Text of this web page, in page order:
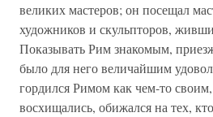
великих мастеров; он посещал
художников и скульпторов,
Показывать Рим знакомым,
было для него величайшим
гордился Римом как чем-то
восхищались, обижался на тех,